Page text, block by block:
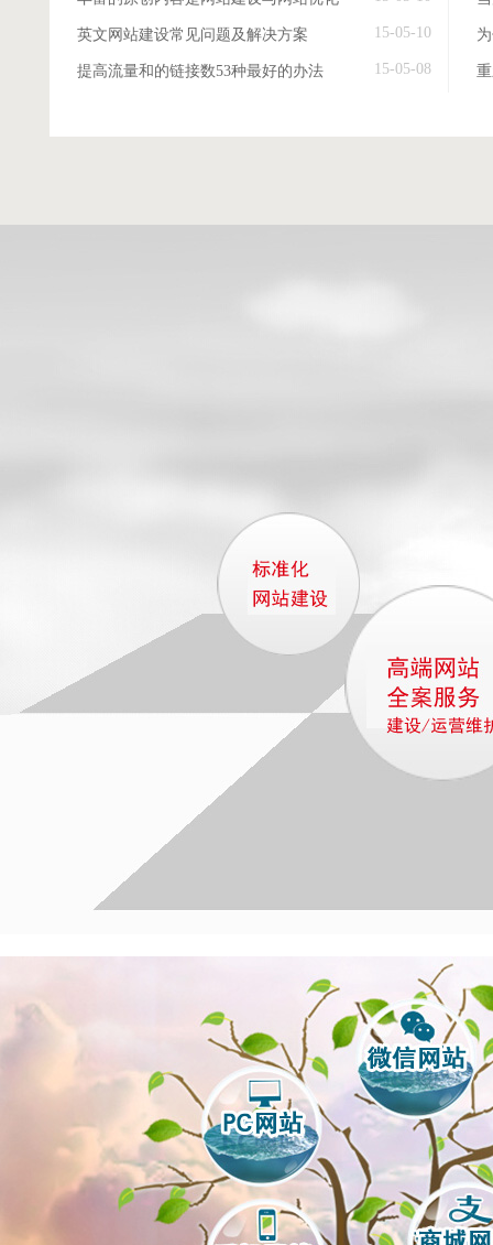
英文网站建设常见问题及解决方案 15-05-10
提高流量和的链接数53种最好的办法 15-05-08